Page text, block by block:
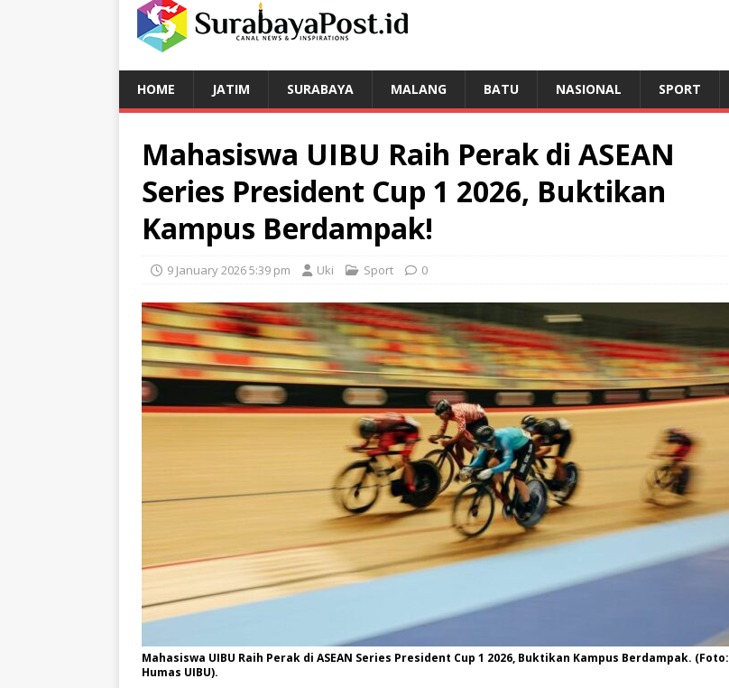
HOME JATIM SURABAYA MALANG BATU NASIONAL SPORT
Mahasiswa UIBU Raih Perak di ASEAN
Series President Cup 1 2026, Buktikan
Kampus Berdampak!
9 January 2026 5:39 pm Uki Sport 0
Mahasiswa UIBU Raih Perak di ASEAN Series President Cup 1 2026, Buktikan Kampus Berdampak. (Foto:
Humas UIBU).